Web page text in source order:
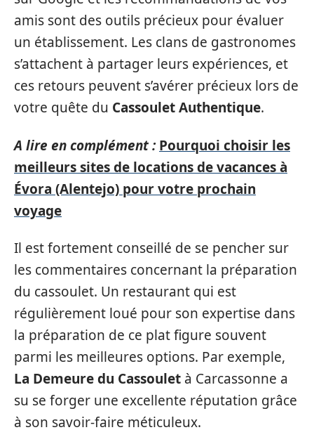
amis sont des outils précieux pour évaluer
un établissement. Les clans de gastronomes
s’attachent à partager leurs expériences, et
ces retours peuvent s’avérer précieux lors de
votre quête du Cassoulet Authentique.
A lire en complément : Pourquoi choisir les
meilleurs sites de locations de vacances à
Évora (Alentejo) pour votre prochain
voyage
Il est fortement conseillé de se pencher sur
les commentaires concernant la préparation
du cassoulet. Un restaurant qui est
régulièrement loué pour son expertise dans
la préparation de ce plat figure souvent
parmi les meilleures options. Par exemple,
La Demeure du Cassoulet à Carcassonne a
su se forger une excellente réputation grâce
à son savoir-faire méticuleux.